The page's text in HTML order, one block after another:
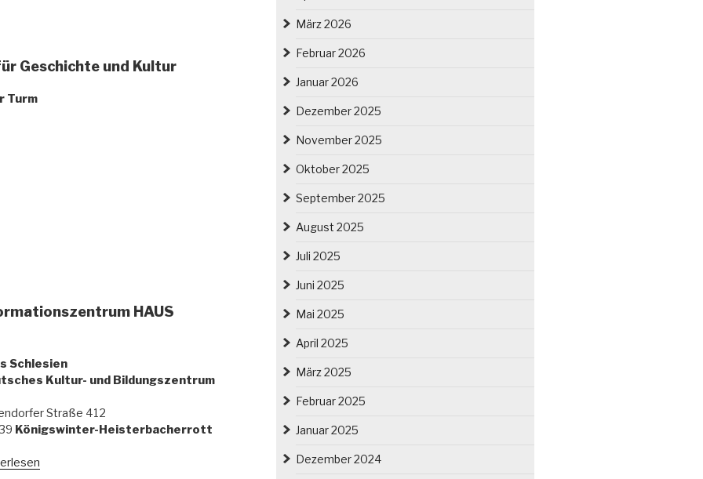
Geschichte und Kultur
Turm
HAUS
Schlesien
Kultur- und Bildungszentrum
Straße 412
Königswinter-Heisterbacherrott
März 2026
Februar 2026
Januar 2026
Dezember 2025
November 2025
Oktober 2025
September 2025
August 2025
Juli 2025
Juni 2025
Mai 2025
April 2025
März 2025
Februar 2025
Januar 2025
Dezember 2024